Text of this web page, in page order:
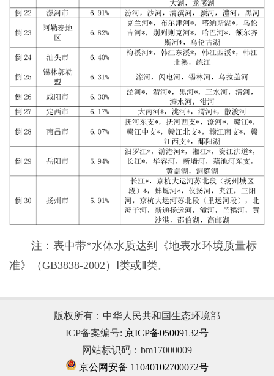
注：表中带*水体水质达到《地表水环境质量标
准》（GB3838-2002）Ⅰ类或Ⅱ类。
版权所有：中华人民共和国生态环境部
ICP备案编号: 京ICP备05009132号
网站标识码：bm17000009
京公网安备 11040102700072号